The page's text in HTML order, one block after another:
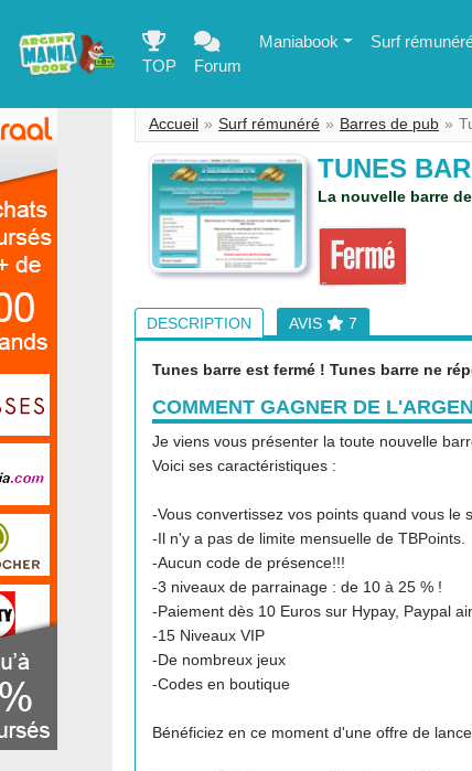
TOP Forum
Maniabook Surf
Accueil Surf rémunéré Barres de pub
TUNES
La nouvelle barre
DESCRIPTION AVIS 7
Tunes barre est fermé ! Tunes barre ne
COMMENT GAGNER DE
Je viens vous présenter la toute nouvelle
Voici ses caractéristiques :
-Vous convertissez vos points quand vous le
-Il n'y a pas de limite mensuelle de TBPoints.
-Aucun code de présence!!!
-3 niveaux de parrainage : de 10 à 25 % !
-Paiement dès 10 Euros sur Hypay, Paypal
-15 Niveaux VIP
-De nombreux jeux
-Codes en boutique
Bénéficiez en ce moment d'une offre de